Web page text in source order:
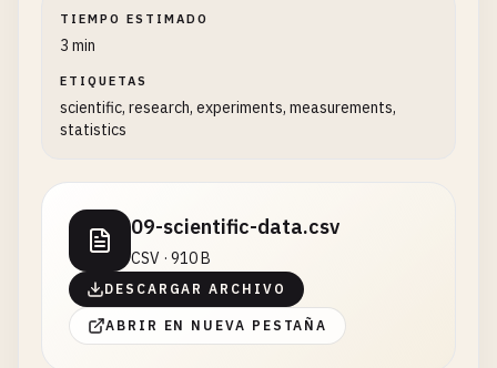
TIEMPO ESTIMADO
3 min
ETIQUETAS
scientific, research, experiments, measurements,
statistics
09-scientific-data.csv
CSV · 910 B
DESCARGAR ARCHIVO
ABRIR EN NUEVA PESTAÑA